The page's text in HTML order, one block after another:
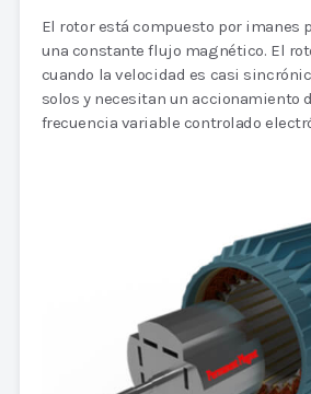
El rotor está compuesto por imanes
una constante flujo magnético. El
cuando la velocidad es casi
solos y necesitan un accionamiento
frecuencia variable controlado